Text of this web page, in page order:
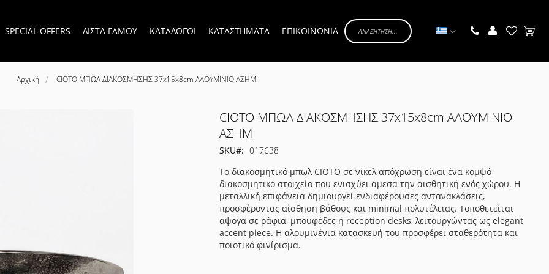
SPECIAL OFFERS ΛΙΣΤΑ ΓΑΜΟΥ ΚΑΤΑΛΟΓΟΙ ΚΑΤΑΣΤΗΜΑΤΑ ΕΠΙΚΟΙΝΩΝΙΑ
Γλώσσα
Αρχική CIOTO ΜΠΩΛ ΔΙΑΚΟΣΜΗΣΗΣ 37x15x8cm ΑΛΟΥΜΙΝΙΟ ΑΣΗΜΙ
CIOTO ΜΠΩΛ ΔΙΑΚΟΣΜΗΣΗΣ 37x15x8cm ΑΛΟΥΜΙΝΙΟ
ΑΣΗΜΙ
SKU
017638
Το διακοσμητικό μπωλ CIOTO σε νίκελ απόχρωση είναι ένα κομψό
διακοσμητικό στοιχείο που ενισχύει άμεσα την αισθητική ενός χώρου. Η
μεταλλική επιφάνεια δημιουργεί ενδιαφέρουσες αντανακλάσεις,
προσφέροντας αίσθηση βάθους και minimal πολυτέλειας. Τοποθετείται
άψογα σε ράφια, μπουφέδες ή reception desks, λειτουργώντας ως elegant
accent piece. Η αλουμινένια κατασκευή του προσφέρει σταθερότητα και
ποιοτικό φινίρισμα.